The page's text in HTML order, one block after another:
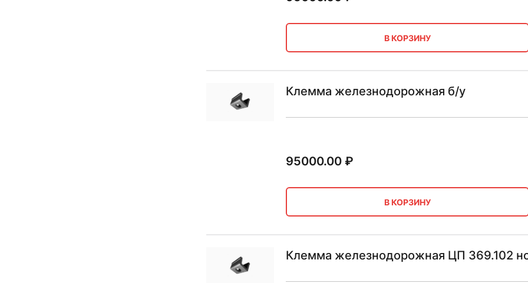
В КОРЗИНУ
Клемма железнодорожная б/у
95000.00₽
В КОРЗИНУ
Клемма железнодорожная ЦП 369.102